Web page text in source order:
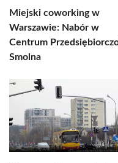
Miejski coworking w
Warszawie: Nabór w
Centrum
Smolna